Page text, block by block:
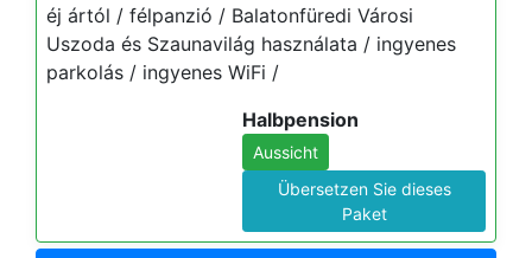
éj ártól / félpanzió / Balatonfüredi Városi
Uszoda és Szaunavilág használata / ingyenes
parkolás / ingyenes WiFi /
Halbpension
Aussicht
Übersetzen Sie dieses
Paket